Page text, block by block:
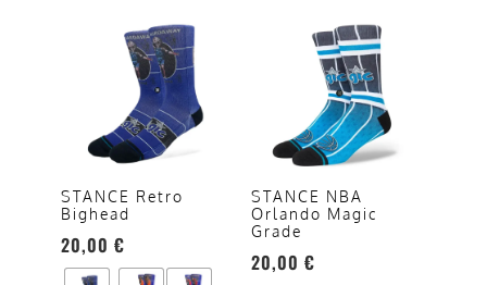
STANCE Retro
Bighead
20,00 €
prodotto
varianti.
opzioni
possono
essere
scelte
STANCE NBA
Orlando Magic
Grade
20,00 €
prodotto
varianti.
opzioni
possono
essere
scelte